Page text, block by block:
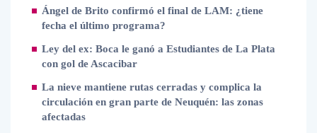
Ángel de Brito confirmó el final de LAM: ¿tiene
fecha el último programa?
Ley del ex: Boca le ganó a Estudiantes de La Plata
con gol de Ascacibar
La nieve mantiene rutas cerradas y complica la
circulación en gran parte de Neuquén: las zonas
afectadas